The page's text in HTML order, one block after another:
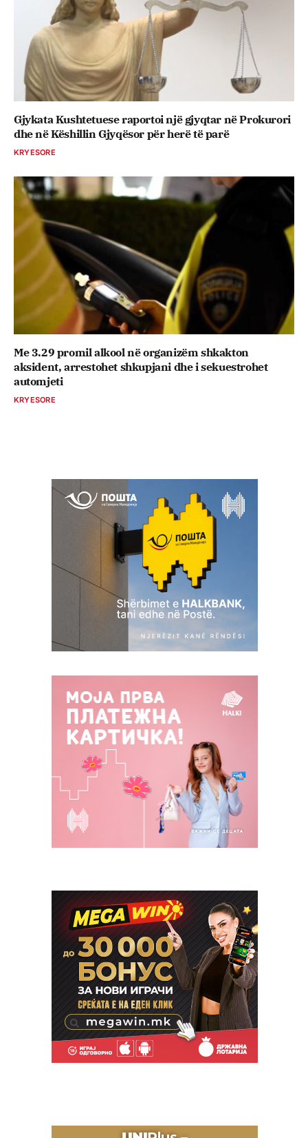
Gjykata Kushtetuese raportoi një gjyqtar në Prokurori
dhe në Këshillin Gjyqësor për herë të parë
KRYESORE
Me 3.29 promil alkool në organizëm shkakton
aksident, arrestohet shkupjani dhe i sekuestrohet
automjeti
KRYESORE